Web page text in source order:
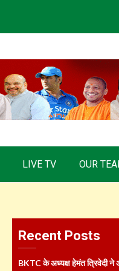
LIVE TV OUR
Recent Posts
BKTC के अध्यक्ष हेमंत त्रिवेदी